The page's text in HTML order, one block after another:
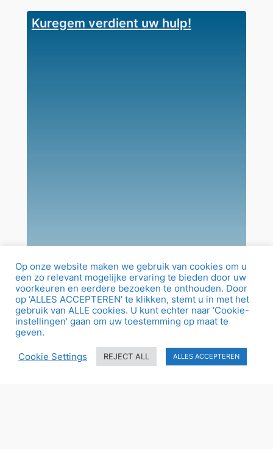
Kuregem verdient uw hulp!
Op onze website maken we gebruik van cookies om u
een zo relevant mogelijke ervaring te bieden door uw
voorkeuren en eerdere bezoeken te onthouden. Door
op ‘ALLES ACCEPTEREN’ te klikken, stemt u in met het
gebruik van ALLE cookies. U kunt echter naar ‘Cookie-
instellingen’ gaan om uw toestemming op maat te
geven.
Cookie Settings REJECT ALL ALLES ACCEPTEREN